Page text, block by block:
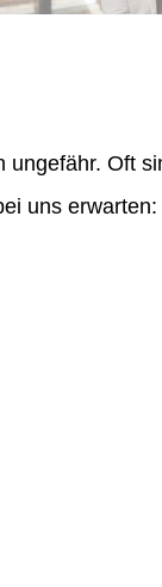
Oft
uns erwarten: